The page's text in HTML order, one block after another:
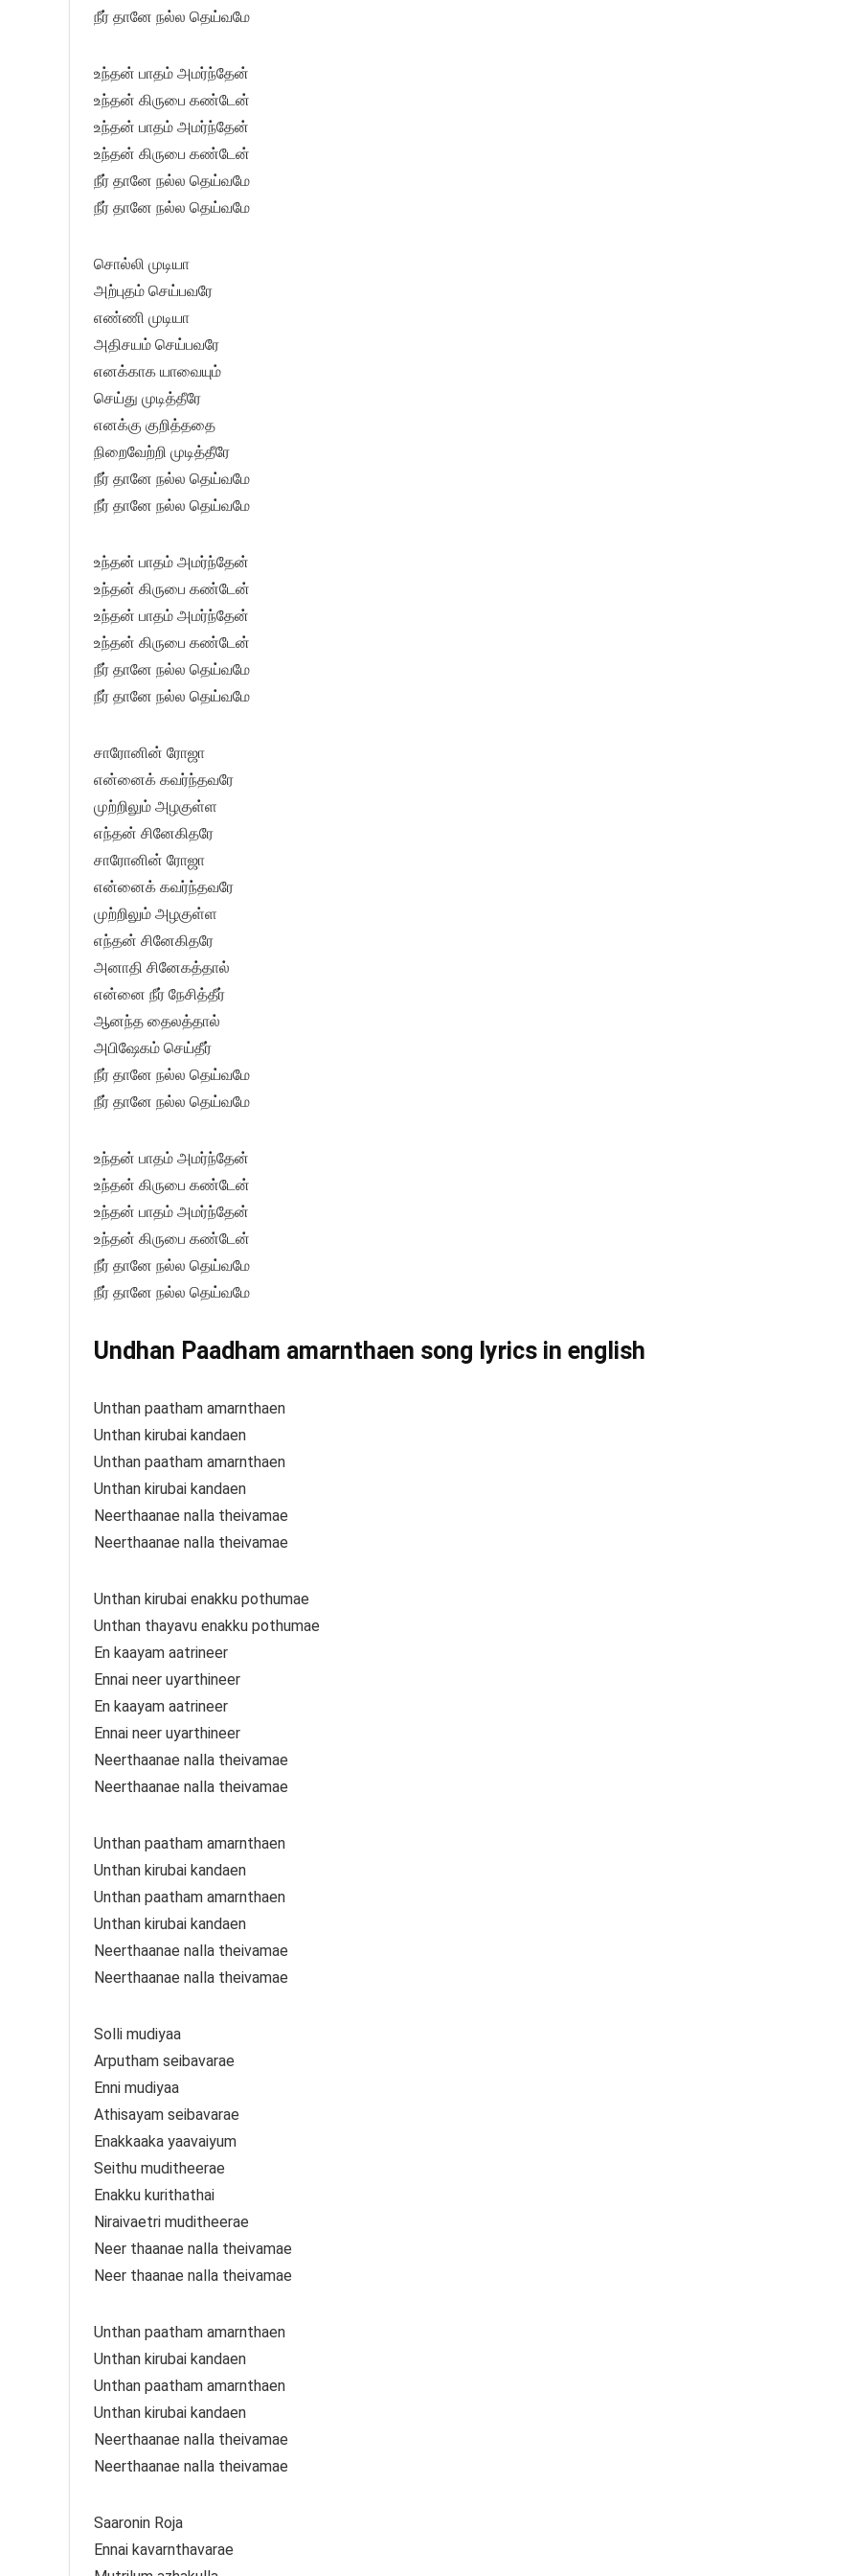
நீர் தானே நல்ல தெய்வமே
உந்தன் பாதம் அமர்ந்தேன்
உந்தன் கிருபை கண்டேன்
உந்தன் பாதம் அமர்ந்தேன்
உந்தன் கிருபை கண்டேன்
நீர் தானே நல்ல தெய்வமே
நீர் தானே நல்ல தெய்வமே
சொல்லி முடியா
அற்புதம் செய்பவரே
எண்ணி முடியா
அதிசயம் செய்பவரே
எனக்காக யாவையும்
செய்து முடித்தீரே
எனக்கு குறித்ததை
நிறைவேற்றி முடித்தீரே
நீர் தானே நல்ல தெய்வமே
நீர் தானே நல்ல தெய்வமே
உந்தன் பாதம் அமர்ந்தேன்
உந்தன் கிருபை கண்டேன்
உந்தன் பாதம் அமர்ந்தேன்
உந்தன் கிருபை கண்டேன்
நீர் தானே நல்ல தெய்வமே
நீர் தானே நல்ல தெய்வமே
சாரோனின் ரோஜா
என்னைக் கவர்ந்தவரே
முற்றிலும் அழகுள்ள
எந்தன் சினேகிதரே
சாரோனின் ரோஜா
என்னைக் கவர்ந்தவரே
முற்றிலும் அழகுள்ள
எந்தன் சினேகிதரே
அனாதி சினேகத்தால்
என்னை நீர் நேசித்தீர்
ஆனந்த தைலத்தால்
அபிஷேகம் செய்தீர்
நீர் தானே நல்ல தெய்வமே
நீர் தானே நல்ல தெய்வமே
உந்தன் பாதம் அமர்ந்தேன்
உந்தன் கிருபை கண்டேன்
உந்தன் பாதம் அமர்ந்தேன்
உந்தன் கிருபை கண்டேன்
நீர் தானே நல்ல தெய்வமே
நீர் தானே நல்ல தெய்வமே
Undhan Paadham amarnthaen song lyrics in english
Unthan paatham amarnthaen
Unthan kirubai kandaen
Unthan paatham amarnthaen
Unthan kirubai kandaen
Neerthaanae nalla theivamae
Neerthaanae nalla theivamae
Unthan kirubai enakku pothumae
Unthan thayavu enakku pothumae
En kaayam aatrineer
Ennai neer uyarthineer
En kaayam aatrineer
Ennai neer uyarthineer
Neerthaanae nalla theivamae
Neerthaanae nalla theivamae
Unthan paatham amarnthaen
Unthan kirubai kandaen
Unthan paatham amarnthaen
Unthan kirubai kandaen
Neerthaanae nalla theivamae
Neerthaanae nalla theivamae
Solli mudiyaa
Arputham seibavarae
Enni mudiyaa
Athisayam seibavarae
Enakkaaka yaavaiyum
Seithu muditheerae
Enakku kurithathai
Niraivaetri muditheerae
Neer thaanae nalla theivamae
Neer thaanae nalla theivamae
Unthan paatham amarnthaen
Unthan kirubai kandaen
Unthan paatham amarnthaen
Unthan kirubai kandaen
Neerthaanae nalla theivamae
Neerthaanae nalla theivamae
Saaronin Roja
Ennai kavarnthavarae